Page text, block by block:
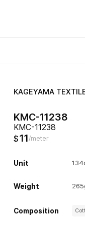
KAGEYAMA
KMC-11238
KMC-11238
$11/meter
Unit
Weight
Composition